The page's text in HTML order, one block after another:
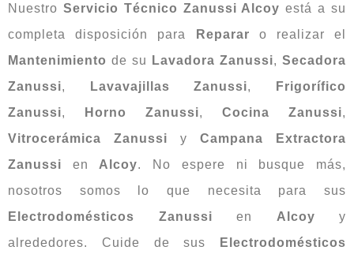
Nuestro Servicio Técnico Zanussi Alcoy está a su
completa disposición para
Reparar o realizar el
Mantenimiento de su Lavadora Zanussi, Secadora
Zanussi, Lavavajillas Zanussi,
Frigorífico
Zanussi, Horno Zanussi, Cocina Zanussi,
Vitrocerámica
Zanussi y Campana Extractora
Zanussi en Alcoy. No espere ni busque más,
nosotros somos lo que necesita para sus
Electrodomésticos
Zanussi en Alcoy y
alrededores. Cuide de sus
Electrodomésticos